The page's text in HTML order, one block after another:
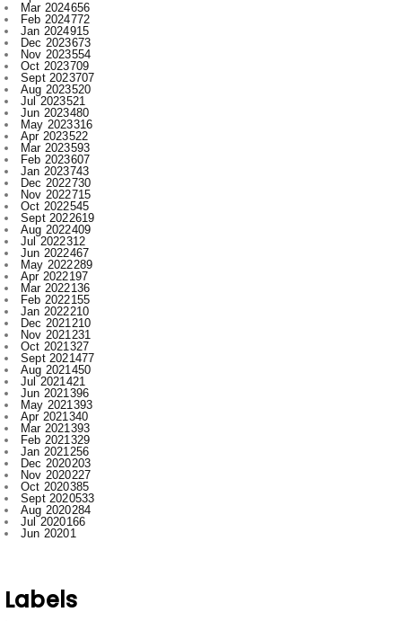
Oct 2023709
Sept 2023707
Aug 2023520
Jul 2023521
Jun 2023480
May 2023316
Apr 2023522
Mar 2023593
Feb 2023607
Jan 2023743
Dec 2022730
Nov 2022715
Oct 2022545
Sept 2022619
Aug 2022409
Jul 2022312
Jun 2022467
May 2022289
Apr 2022197
Mar 2022136
Feb 2022155
Jan 2022210
Dec 2021210
Nov 2021231
Oct 2021327
Sept 2021477
Aug 2021450
Jul 2021421
Jun 2021396
May 2021393
Apr 2021340
Mar 2021393
Feb 2021329
Jan 2021256
Dec 2020203
Nov 2020227
Oct 2020385
Sept 2020533
Aug 2020284
Jul 2020166
Jun 20201
Ambagarh
Ambagarh Chauki